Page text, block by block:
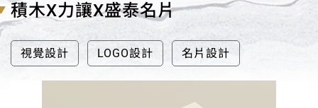
積木X力讓X盛泰名片
視覺設計 LOGO設計 名片設計